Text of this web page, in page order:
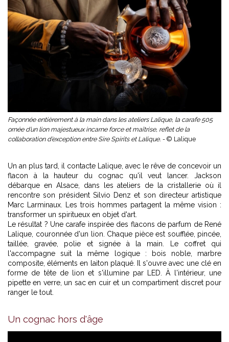
Façonnée entièrement à la main dans les ateliers Lalique, la carafe 505
ornée d’un lion majestueux incarne force et maîtrise, reflet de la
collaboration d’exception entre Sire Spirits et Lalique. - © Lalique
Un an plus tard, il contacte Lalique, avec le rêve de concevoir un
flacon à la hauteur du cognac qu'il veut lancer. Jackson
débarque en Alsace, dans les ateliers de la cristallerie où il
rencontre son président Silvio Denz et son directeur artistique
Marc Larminaux. Les trois hommes partagent la même vision :
transformer un spiritueux en objet d'art.
Le résultat ? Une carafe inspirée des flacons de parfum de René
Lalique, couronnée d'un lion. Chaque pièce est soufflée, pincée,
taillée, gravée, polie et signée à la main. Le coffret qui
l'accompagne suit la même logique : bois noble, marbre
composite, éléments en laiton plaqué. Il s'ouvre avec une clé en
forme de tête de lion et s'illumine par LED. À l'intérieur, une
pipette en verre, un sac en cuir et un compartiment discret pour
ranger le tout.
Un cognac hors d'âge